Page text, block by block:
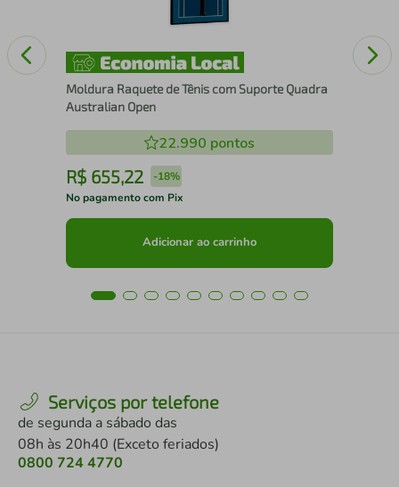
Moldura Raquete de Tênis com Suporte Quadra
Australian Open
22.990 pontos
R$ 655,22 -18%
No pagamento com Pix
Adicionar ao carrinho
Serviços por telefone
de segunda a sábado das
08h às 20h40 (Exceto feriados)
0800 724 4770